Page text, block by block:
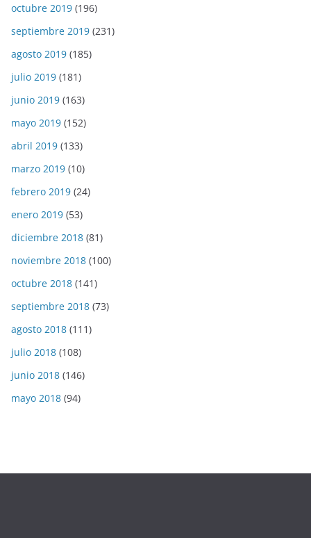
octubre 2019 (196)
septiembre 2019 (231)
agosto 2019 (185)
julio 2019 (181)
junio 2019 (163)
mayo 2019 (152)
abril 2019 (133)
marzo 2019 (10)
febrero 2019 (24)
enero 2019 (53)
diciembre 2018 (81)
noviembre 2018 (100)
octubre 2018 (141)
septiembre 2018 (73)
agosto 2018 (111)
julio 2018 (108)
junio 2018 (146)
mayo 2018 (94)